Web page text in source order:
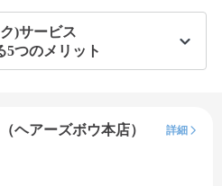
)サービス
つのメリット
ヘアーズボウ本店）
詳細